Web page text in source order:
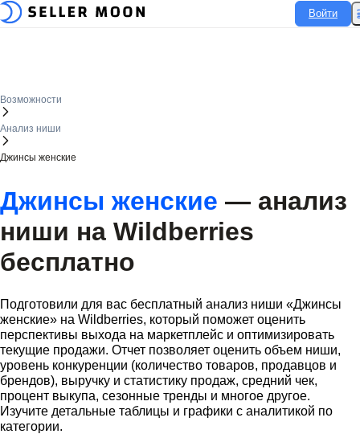
Войти
Войти
Возможности
Анализ ниши
Джинсы женские
Джинсы женские — анализ
ниши на Wildberries
бесплатно
Подготовили для вас бесплатный анализ ниши «Джинсы
женские» на Wildberries, который поможет оценить
перспективы выхода на маркетплейс и оптимизировать
текущие продажи. Отчет позволяет оценить объем ниши,
уровень конкуренции (количество товаров, продавцов и
брендов), выручку и статистику продаж, средний чек,
процент выкупа, сезонные тренды и многое другое.
Изучите детальные таблицы и графики с аналитикой по
категории.